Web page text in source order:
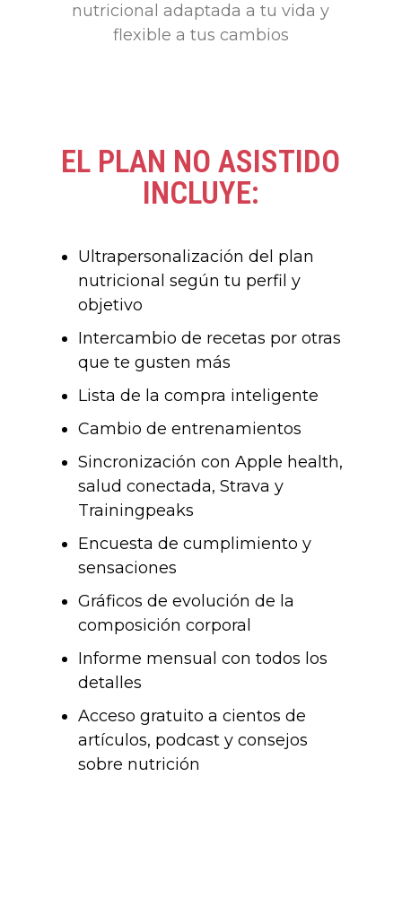
nutricional adaptada a tu vida y
flexible a tus cambios
EL PLAN NO ASISTIDO
INCLUYE:
Ultrapersonalización del plan
nutricional según tu perfil y
objetivo
Intercambio de recetas por otras
que te gusten más
Lista de la compra inteligente
Cambio de entrenamientos
Sincronización con Apple health,
salud conectada, Strava y
Trainingpeaks
Encuesta de cumplimiento y
sensaciones
Gráficos de evolución de la
composición corporal
Informe mensual con todos los
detalles
Acceso gratuito a cientos de
artículos, podcast y consejos
sobre nutrición